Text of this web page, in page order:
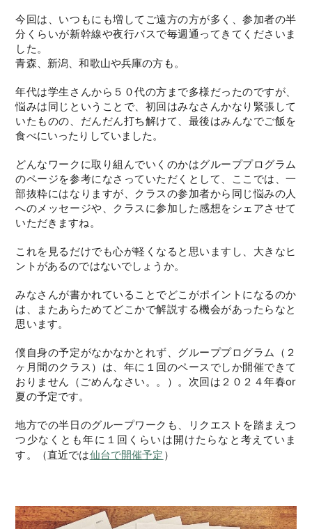
今回は、いつもにも増してご遠方の方が多く、参加者の半
分くらいが新幹線や夜行バスで毎週通ってきてくださいま
した。
青森、新潟、和歌山や兵庫の方も。
年代は学生さんから５０代の方まで多様だったのですが、
悩みは同じということで、初回はみなさんかなり緊張して
いたものの、だんだん打ち解けて、最後はみんなでご飯を
食べにいったりしていました。
どんなワークに取り組んでいくのかはグループプログラム
のページを参考になさっていただくとして、ここでは、一
部抜粋にはなりますが、クラスの参加者から同じ悩みの人
へのメッセージや、クラスに参加した感想をシェアさせて
いただきますね。
これを見るだけでも心が軽くなると思いますし、大きなヒ
ントがあるのではないでしょうか。
みなさんが書かれていることでどこがポイントになるのか
は、またあらためてどこかで解説する機会があったらなと
思います。
僕自身の予定がなかなかとれず、グループプログラム（２
ヶ月間のクラス）は、年に１回のペースでしか開催できて
おりません（ごめんなさい。。）。次回は２０２４年春or
夏の予定です。
地方での半日のグループワークも、リクエストを踏まえつ
つ少なくとも年に１回くらいは開けたらなと考えていま
す。（直近では仙台で開催予定 ）